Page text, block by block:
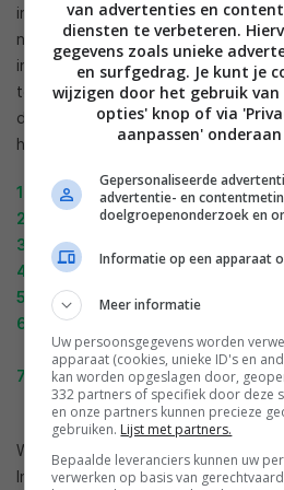
interne harde schijf moet
niet installeren. Zorg er dus voor
informatie op staat. Verder kun je
tegenkomen die niet meer of
de problemen in een lijstje
hieronder overgenomen.
Ambient Display is not working
System stability issues
Cannot send SMS when VoLTE is
Navigation gesture is not
Recovery mode doesn’t work
Some apps may not function as
on this Developer preview
Issue with MTP that doesn’t
from PC to Phone
Wanneer je de gegevens
Instellingen > Systeem >
van advertenties en
diensten te verbeteren.
gegevens zoals unieke
en surfgedrag. Je kunt je
wijzigen door het gebruik
opties' knop of via
aanpassen'
Gepersonaliseerde
advertentie- en
doelgroepenonderzoek en
Informatie op een apparaat
Meer informatie
Uw persoonsgegevens worden
apparaat (cookies, unieke ID's en
kan worden opgeslagen door,
332 partners of specifiek door deze
en onze partners kunnen precieze
gebruiken. Lijst met partners.
Bepaalde leveranciers kunnen uw
verwerken op basis van